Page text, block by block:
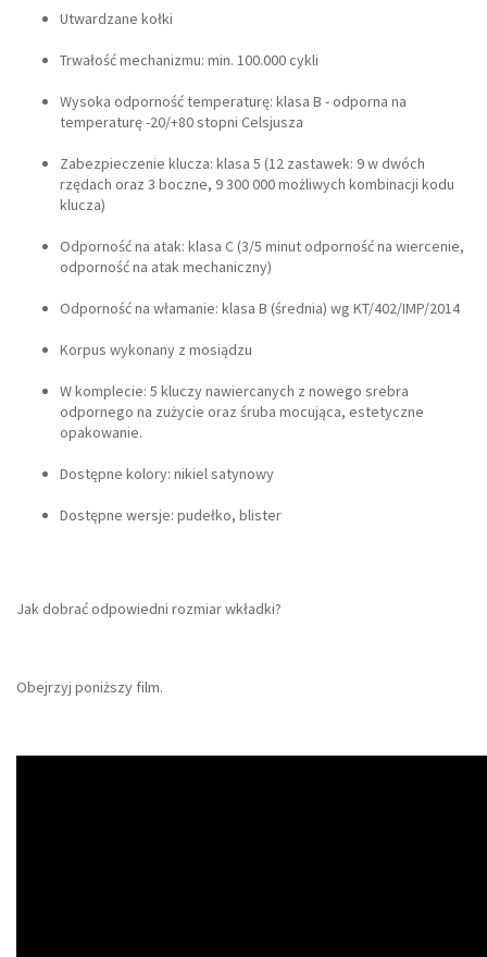
Utwardzane kołki
Trwałość mechanizmu: min. 100.000 cykli
Wysoka odporność temperaturę: klasa B - odporna na
temperaturę -20/+80 stopni Celsjusza
Zabezpieczenie klucza: klasa 5 (12 zastawek: 9 w dwóch
rzędach oraz 3 boczne, 9 300 000 możliwych kombinacji kodu
klucza)
Odporność na atak: klasa C (3/5 minut odporność na wiercenie,
odporność na atak mechaniczny)
Odporność na włamanie: klasa B (średnia) wg KT/402/IMP/2014
Korpus wykonany z mosiądzu
W komplecie: 5 kluczy nawiercanych z nowego srebra
odpornego na zużycie oraz śruba mocująca, estetyczne
opakowanie.
Dostępne kolory: nikiel satynowy
Dostępne wersje: pudełko, blister
Jak dobrać odpowiedni rozmiar wkładki?
Obejrzyj poniższy film.